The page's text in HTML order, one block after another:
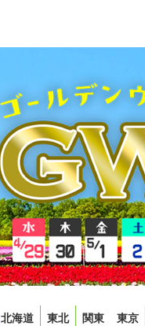
北海道 東北 関東 東京